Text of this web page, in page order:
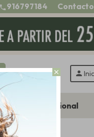
Contacto
call 916797184
person
Zona profesional
close